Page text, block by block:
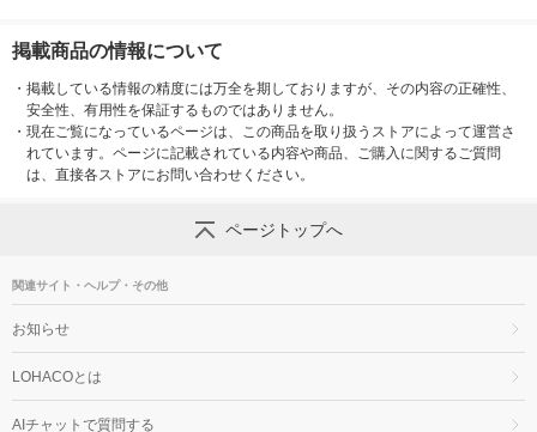
掲載商品の情報について
・ 掲載している情報の精度には万全を期しておりますが、その内容の正確性、
安全性、有用性を保証するものではありません。
・ 現在ご覧になっているページは、この商品を取り扱うストアによって運営さ
れています。ページに記載されている内容や商品、ご購入に関するご質問
は、直接各ストアにお問い合わせください。
ページトップへ
関連サイト・ヘルプ・その他
お知らせ
LOHACOとは
AIチャットで質問する